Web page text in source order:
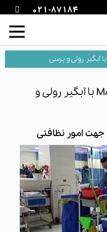
021-87184
ترولی چند منظوره MAX-3 با آبگیر رولی و